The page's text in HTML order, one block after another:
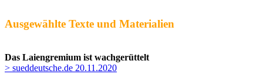
Ausgewählte Texte und Materialien
Das Laiengremium ist wachgerüttelt
> sueddeutsche.de 20.11.2020